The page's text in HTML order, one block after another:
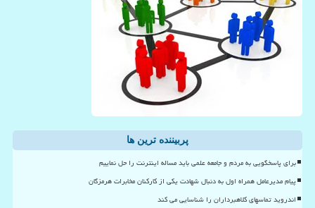
پربیننده ترین ها
برای پاسخگویی به مردم و جامعه علمی باید مساله اینترنت را حل نماییم
پیام مدیرعامل همراه اول به دنبال شهادت یکی از کارکنان مخابرات هرمزگان
اندروید تماسهای کلاهبرداران را شناسایی می کند